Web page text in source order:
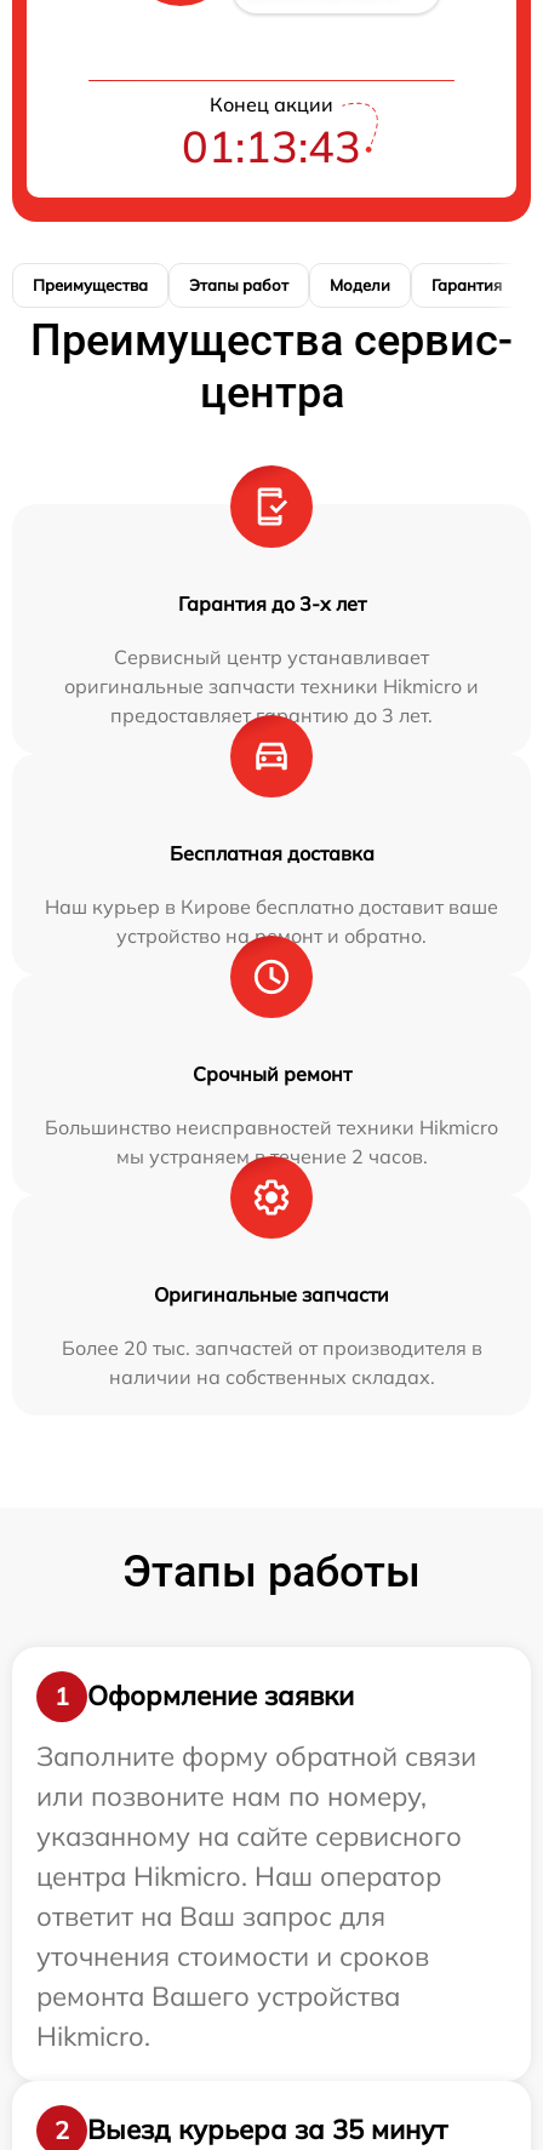
Конец акции
01:13:42
Преимущества Этапы работ Модели Гарантия
Преимущества сервис-
центра
Гарантия до 3-х лет
Сервисный центр устанавливает
оригинальные запчасти техники Hikmicro и
предоставляет гарантию до 3 лет.
Бесплатная доставка
Наш курьер в Кирове бесплатно доставит ваше
устройство на ремонт и обратно.
Срочный ремонт
Большинство неисправностей техники Hikmicro
мы устраняем в течение 2 часов.
Оригинальные запчасти
Более 20 тыс. запчастей от производителя в
наличии на собственных складах.
Этапы работы
1
Оформление заявки
Заполните форму обратной связи
или позвоните нам по номеру,
указанному на сайте сервисного
центра Hikmicro. Наш оператор
ответит на Ваш запрос для
уточнения стоимости и сроков
ремонта Вашего устройства
Hikmicro.
2 Выезд курьера за 35 минут